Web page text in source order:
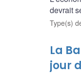
devrait
Type(s)
La
jour